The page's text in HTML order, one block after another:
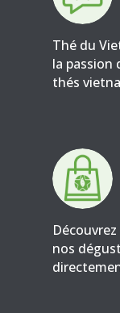
Thé du
la passion
thés
nos